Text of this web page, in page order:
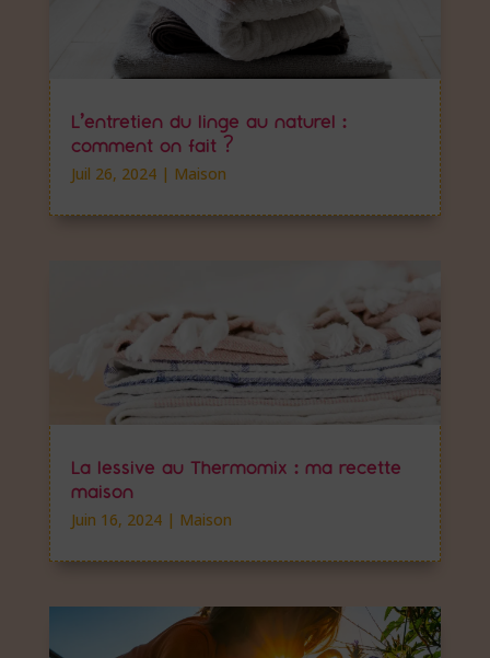
L’entretien du linge au naturel :
comment on fait ?
Juil 26, 2024| Maison
La lessive au Thermomix : ma recette
maison
Juin 16, 2024| Maison